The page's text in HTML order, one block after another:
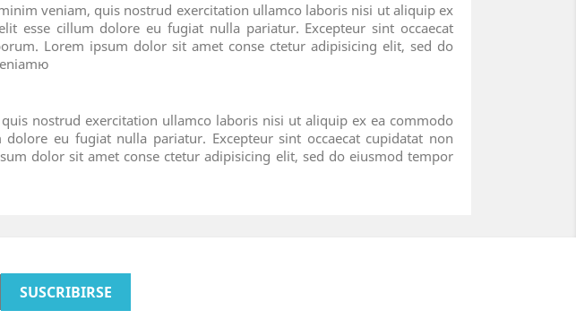
veniam, quis nostrud exercitation ullamco laboris nisi ut aliquip ex
esse cillum dolore eu fugiat nulla pariatur. Excepteur sint occaecat
Lorem ipsum dolor sit amet conse ctetur adipisicing elit, sed do
nostrud exercitation ullamco laboris nisi ut aliquip ex ea commodo
eu fugiat nulla pariatur. Excepteur sint occaecat cupidatat non
dolor sit amet conse ctetur adipisicing elit, sed do eiusmod tempor